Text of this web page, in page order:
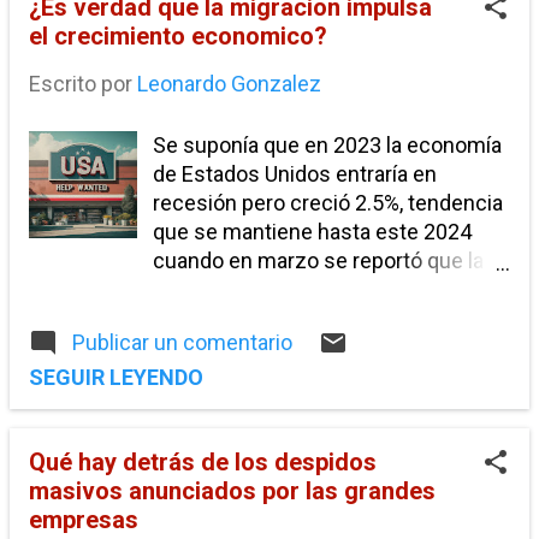
informalidad
libre comercio
negociacion TLC
presupuesto
puerto peñasco
reforma migratoria
rescate financiero
tasa de desempleo
Austeridad económica.
Devaluacion interna
España
Franja fronteriza Grecia
Hayek
Información de interés
Keynes
Recuperación Económica
Rescate econonomico
TARP TLC
TLCAN
acceso bancario
ahorro
arancel
aranceles. sales tax
boder adjustment tax
¿Es verdad que la migracion impulsa
el crecimiento economico?
Escrito por Leonardo Gonzalez
Se suponía que en 2023 la economía
de Estados Unidos entraría en
recesión pero creció 2.5%, tendencia
que se mantiene hasta este 2024
cuando en marzo se reportó que la
la teoría económica hasta el pasado
mes de marzo, cuando se publicaron
una serie de estudios académicos
comportamiento se debe al gran flujo
de migrantes que han desbordado la
Publicar un comentario
SEGUIR LEYENDO
Qué hay detrás de los despidos
masivos anunciados por las grandes
empresas